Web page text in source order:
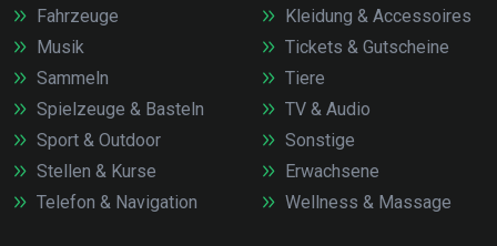
Fahrzeuge
Kleidung & Accessoires
Musik
Sammeln
Spielzeuge & Basteln
Sport & Outdoor
Stellen & Kurse
Telefon & Navigation
Tickets & Gutscheine
Tiere
TV & Audio
Sonstige
Erwachsene
Wellness & Massage